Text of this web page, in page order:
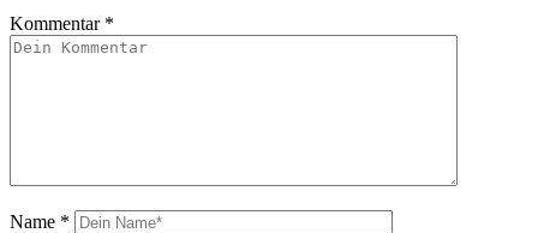
Kommentar *
Name *